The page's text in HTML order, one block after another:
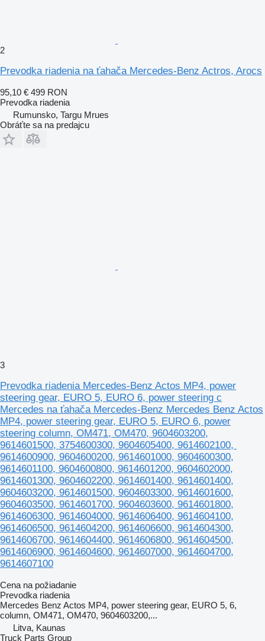
2
Prevodka riadenia na ťahača Mercedes-Benz Actros, Arocs
95,10 € 499 RON
Prevodka riadenia
Rumunsko, Targu Mrues
Obráťte sa na predajcu
3
Prevodka riadenia Mercedes-Benz Actos MP4, power
steering gear, EURO 5, EURO 6, power steering c
Mercedes na ťahača Mercedes-Benz Mercedes Benz Actos
MP4, power steering gear, EURO 5, EURO 6, power
steering column, OM471, OM470, 9604603200,
9614601500, 3754600300, 9604605400, 9614602100,
9614600900, 9604600200, 9614601000, 9604600300,
9614601100, 9604600800, 9614601200, 9604602000,
9614601300, 9604602200, 9614601400, 9614601400,
9604603200, 9614601500, 9604603300, 9614601600,
9604603500, 9614601700, 9604603600, 9614601800,
9614606300, 9614604000, 9614606400, 9614604100,
9614606500, 9614604200, 9614606600, 9614604300,
9614606700, 9614604400, 9614606800, 9614604500,
9614606900, 9614604600, 9614607000, 9614604700,
9614607100
Cena na požiadanie
Prevodka riadenia
Mercedes Benz Actos MP4, power steering gear, EURO 5, 6,
column, OM471, OM470, 9604603200,...
Litva, Kaunas
Truck Parts Group